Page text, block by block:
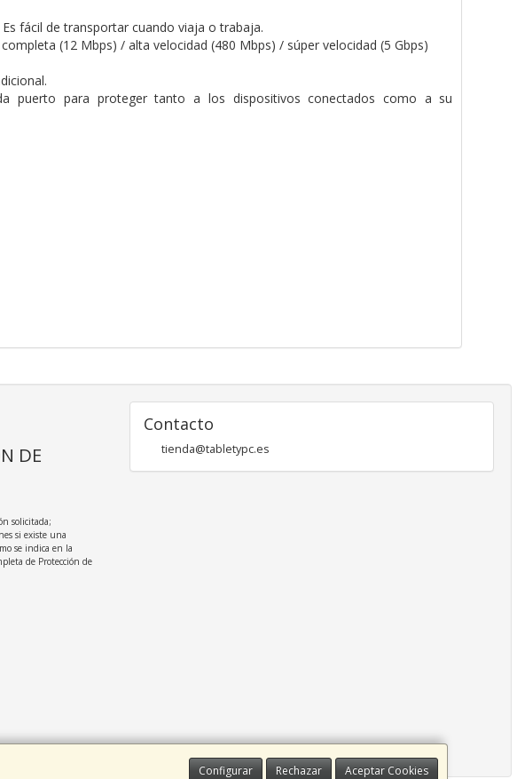
fácil de transportar cuando viaja o trabaja.
(12 Mbps) / alta velocidad (480 Mbps) / súper velocidad (5 Gbps)
puerto para proteger tanto a los dispositivos conectados como a su
Configurar Rechazar Aceptar Cookies
DE
solicitada;
si existe una
se indica en la
de Protección de
Contacto
tienda@tabletypc.es